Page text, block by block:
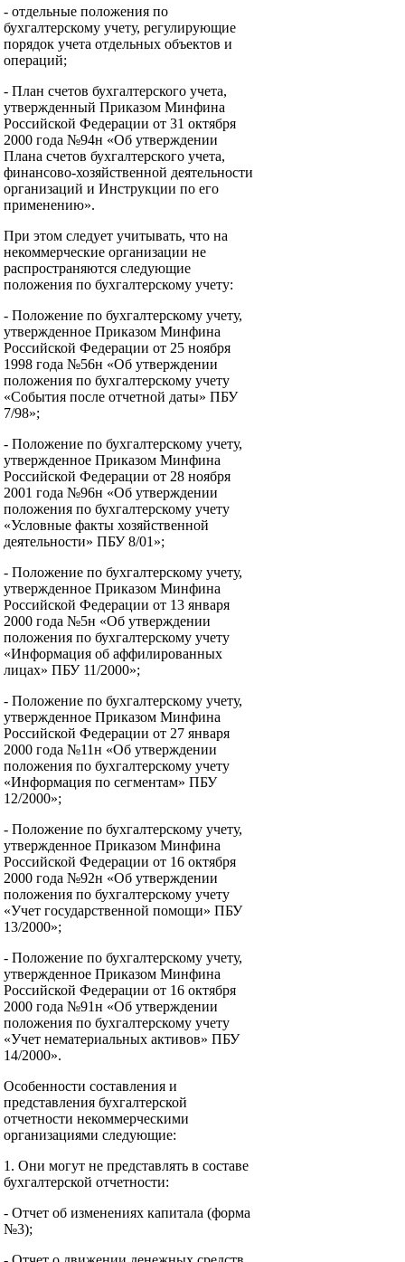
- отдельные положения по
бухгалтерскому учету, регулирующие
порядок учета отдельных объектов и
операций;
- План счетов бухгалтерского учета,
утвержденный Приказом Минфина
Российской Федерации от 31 октября
2000 года №94н «Об утверждении
Плана счетов бухгалтерского учета,
финансово-хозяйственной деятельности
организаций и Инструкции по его
применению».
При этом следует учитывать, что на
некоммерческие организации не
распространяются следующие
положения по бухгалтерскому учету:
- Положение по бухгалтерскому учету,
утвержденное Приказом Минфина
Российской Федерации от 25 ноября
1998 года №56н «Об утверждении
положения по бухгалтерскому учету
«События после отчетной даты» ПБУ
7/98»;
- Положение по бухгалтерскому учету,
утвержденное Приказом Минфина
Российской Федерации от 28 ноября
2001 года №96н «Об утверждении
положения по бухгалтерскому учету
«Условные факты хозяйственной
деятельности» ПБУ 8/01»;
- Положение по бухгалтерскому учету,
утвержденное Приказом Минфина
Российской Федерации от 13 января
2000 года №5н «Об утверждении
положения по бухгалтерскому учету
«Информация об аффилированных
лицах» ПБУ 11/2000»;
- Положение по бухгалтерскому учету,
утвержденное Приказом Минфина
Российской Федерации от 27 января
2000 года №11н «Об утверждении
положения по бухгалтерскому учету
«Информация по сегментам» ПБУ
12/2000»;
- Положение по бухгалтерскому учету,
утвержденное Приказом Минфина
Российской Федерации от 16 октября
2000 года №92н «Об утверждении
положения по бухгалтерскому учету
«Учет государственной помощи» ПБУ
13/2000»;
- Положение по бухгалтерскому учету,
утвержденное Приказом Минфина
Российской Федерации от 16 октября
2000 года №91н «Об утверждении
положения по бухгалтерскому учету
«Учет нематериальных активов» ПБУ
14/2000».
Особенности составления и
представления бухгалтерской
отчетности некоммерческими
организациями следующие:
1. Они могут не представлять в составе
бухгалтерской отчетности:
- Отчет об изменениях капитала (форма
№3);